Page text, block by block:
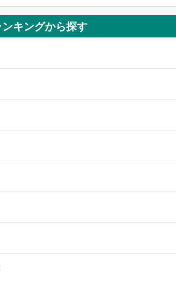
キングから探す